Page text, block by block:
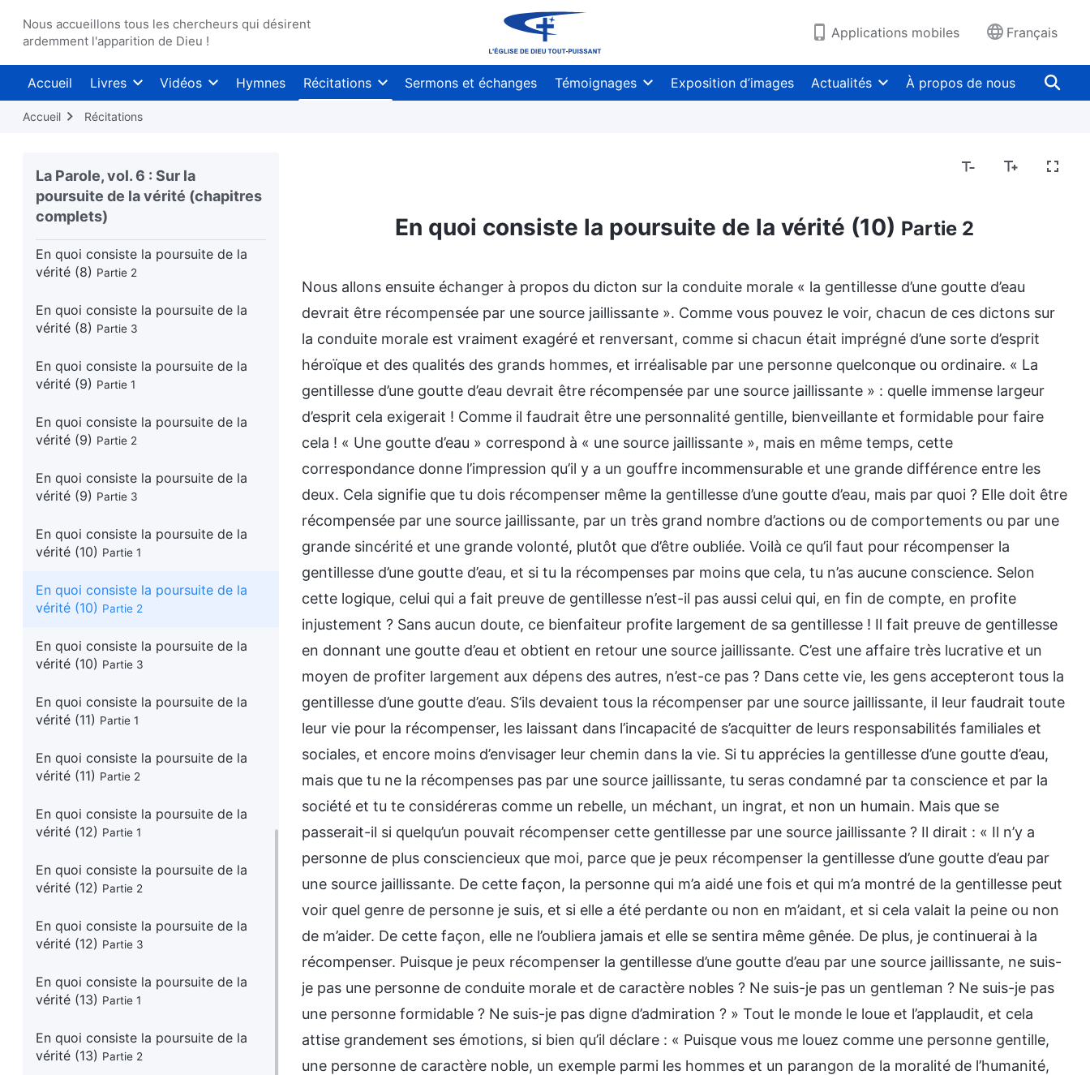
Nous accueillons tous les chercheurs qui désirent
ardemment l'apparition de Dieu !
Applications mobiles Français
Accueil Livres Vidéos Hymnes Récitations Sermons et échanges Témoignages Exposition d’images Actualités À propos de nous
Accueil Récitations
La Parole, vol. 6 : Sur la
poursuite de la vérité (chapitres
complets)
En quoi consiste la poursuite de la
vérité (7) Partie 1
En quoi consiste la poursuite de la
vérité (7)Partie 2
En quoi consiste la poursuite de la
vérité (8)Partie 1
En quoi consiste la poursuite de la
vérité (8) Partie 2
En quoi consiste la poursuite de la
vérité (8) Partie 3
En quoi consiste la poursuite de la
vérité (9) Partie 1
En quoi consiste la poursuite de la
vérité (9) Partie 2
En quoi consiste la poursuite de la
vérité (9) Partie 3
En quoi consiste la poursuite de la
vérité (10) Partie 1
En quoi consiste la poursuite de la
vérité (10) Partie 2
En quoi consiste la poursuite de la
vérité (10) Partie 3
En quoi consiste la poursuite de la
vérité (11) Partie 1
En quoi consiste la poursuite de la
vérité (11) Partie 2
En quoi consiste la poursuite de la
vérité (12) Partie 1
En quoi consiste la poursuite de la
vérité (12) Partie 2
En quoi consiste la poursuite de la
vérité (12) Partie 3
En quoi consiste la poursuite de la
vérité (13) Partie 1
En quoi consiste la poursuite de la
vérité (13) Partie 2
En quoi consiste la poursuite de la vérité (10) Partie 2
Nous allons ensuite échanger à propos du dicton sur la conduite morale « la gentillesse d’une goutte d’eau
devrait être récompensée par une source jaillissante ». Comme vous pouvez le voir, chacun de ces dictons sur
la conduite morale est vraiment exagéré et renversant, comme si chacun était imprégné d’une sorte d’esprit
héroïque et des qualités des grands hommes, et irréalisable par une personne quelconque ou ordinaire. « La
gentillesse d’une goutte d’eau devrait être récompensée par une source jaillissante » : quelle immense largeur
d’esprit cela exigerait ! Comme il faudrait être une personnalité gentille, bienveillante et formidable pour faire
cela ! « Une goutte d’eau » correspond à « une source jaillissante », mais en même temps, cette
correspondance donne l’impression qu’il y a un gouffre incommensurable et une grande différence entre les
deux. Cela signifie que tu dois récompenser même la gentillesse d’une goutte d’eau, mais par quoi ? Elle doit être
récompensée par une source jaillissante, par un très grand nombre d’actions ou de comportements ou par une
grande sincérité et une grande volonté, plutôt que d’être oubliée. Voilà ce qu’il faut pour récompenser la
gentillesse d’une goutte d’eau, et si tu la récompenses par moins que cela, tu n’as aucune conscience. Selon
cette logique, celui qui a fait preuve de gentillesse n’est-il pas aussi celui qui, en fin de compte, en profite
injustement ? Sans aucun doute, ce bienfaiteur profite largement de sa gentillesse ! Il fait preuve de gentillesse
en donnant une goutte d’eau et obtient en retour une source jaillissante. C’est une affaire très lucrative et un
moyen de profiter largement aux dépens des autres, n’est-ce pas ? Dans cette vie, les gens accepteront tous la
gentillesse d’une goutte d’eau. S’ils devaient tous la récompenser par une source jaillissante, il leur faudrait toute
leur vie pour la récompenser, les laissant dans l’incapacité de s’acquitter de leurs responsabilités familiales et
sociales, et encore moins d’envisager leur chemin dans la vie. Si tu apprécies la gentillesse d’une goutte d’eau,
mais que tu ne la récompenses pas par une source jaillissante, tu seras condamné par ta conscience et par la
société et tu te considéreras comme un rebelle, un méchant, un ingrat, et non un humain. Mais que se
passerait-il si quelqu’un pouvait récompenser cette gentillesse par une source jaillissante ? Il dirait : « Il n’y a
personne de plus consciencieux que moi, parce que je peux récompenser la gentillesse d’une goutte d’eau par
une source jaillissante. De cette façon, la personne qui m’a aidé une fois et qui m’a montré de la gentillesse peut
voir quel genre de personne je suis, et si elle a été perdante ou non en m’aidant, et si cela valait la peine ou non
de m’aider. De cette façon, elle ne l’oubliera jamais et elle se sentira même gênée. De plus, je continuerai à la
récompenser. Puisque je peux récompenser la gentillesse d’une goutte d’eau par une source jaillissante, ne suis-
je pas une personne de conduite morale et de caractère nobles ? Ne suis-je pas un gentleman ? Ne suis-je pas
une personne formidable ? Ne suis-je pas digne d’admiration ? » Tout le monde le loue et l’applaudit, et cela
attise grandement ses émotions, si bien qu’il déclare : « Puisque vous me louez comme une personne gentille,
une personne de caractère noble, un exemple parmi les hommes et un parangon de la moralité de l’humanité,